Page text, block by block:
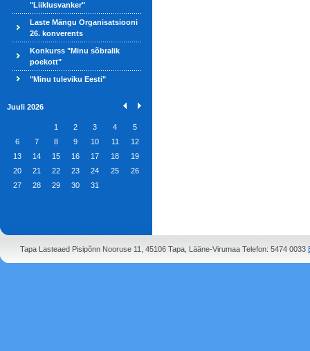
"Liiklusvanker"
Laste Mängu Organisatsiooni
26. konverents
Konkurss "Minu sõbralik
poekott"
"Minu tuleviku Eesti"
Juuli 2026
1 2 3 4
5
6
7 8 9 10 11
12
13
14 15 16 17 18
19
20
21 22 23 24 25
26
27
28 29 30 31
Tapa Lasteaed Pisipõnn Nooruse 11, 45106 Tapa, Lääne-Virumaa Telefon: 5474 0033